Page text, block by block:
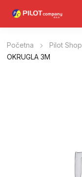
Početna Pilot Shop
OKRUGLA 3M